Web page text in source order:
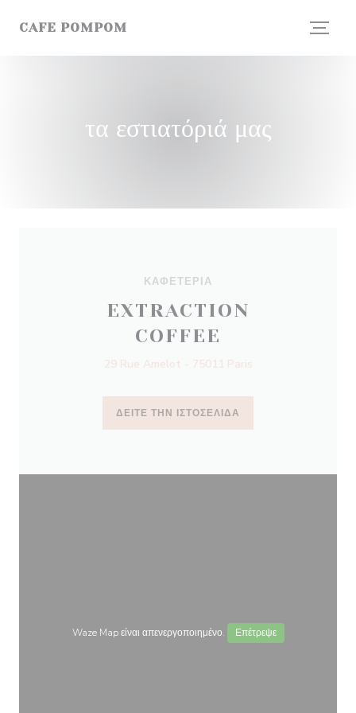
CAFE POMPOM
τα εστιατόριά μας
ΚΑΦΕΤΈΡΙΑ
EXTRACTION
COFFEE
29 Rue Amelot - 75011 Paris
ΔΕΊΤΕ ΤΗΝ ΙΣΤΟΣΕΛΊΔΑ
Waze Map είναι απενεργοποιημένο. Επέτρεψε